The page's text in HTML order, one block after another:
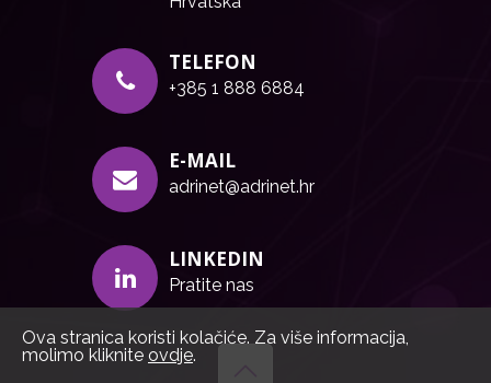
TELEFON
+385 1 888 6884
E-MAIL
adrinet@adrinet.hr
LINKEDIN
Pratite nas
Ova stranica koristi kolačiće. Za više informacija,
molimo kliknite ovdje.